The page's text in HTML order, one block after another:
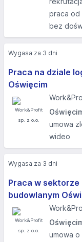
praca od
bez
Praca na dziale
Oświęcim
umowa
wideo
Wygasa za 3 dni
Praca w sektorze
budowlanym
umowa
Wygasa za 3 dni